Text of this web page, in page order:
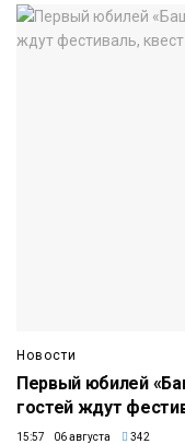
Новости
Первый юбилей
гостей ждут
15:57 06 августа 342